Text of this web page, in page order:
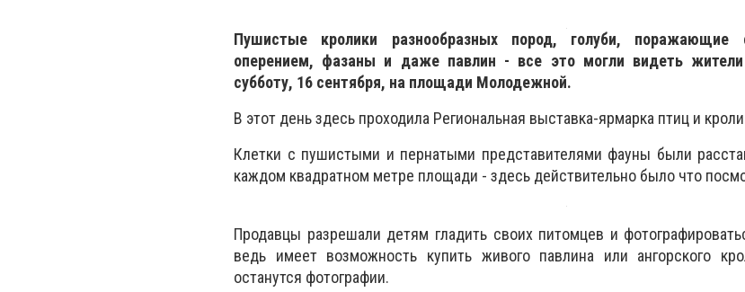
Пушистые кролики разнообразных пород, голуби, поражающие
оперением, фазаны и даже павлин - все это могли видеть
субботу, 16 сентября, на площади Молодежной.
В этот день здесь проходила Региональная выставка-ярмарка птиц и
Клетки с пушистыми и пернатыми представителями фауны были
каждом квадратном метре площади - здесь действительно было что
Продавцы разрешали детям гладить своих питомцев и
ведь имеет возможность купить живого павлина или ангорского
останутся фотографии.